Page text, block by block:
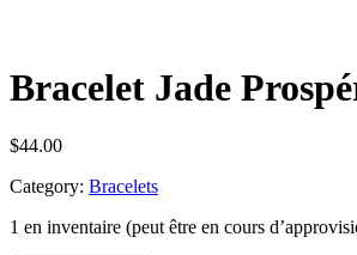
Bracelet Jade
$44.00
Category: Bracelets
1 en inventaire (peut être en cours